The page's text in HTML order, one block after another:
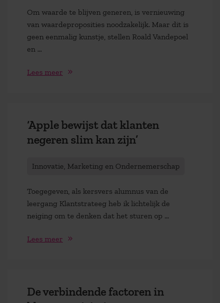
Om waarde te blijven generen, is vernieuwing
van waardeproposities noodzakelijk. Maar dit is
geen eenmalig kunstje, stellen Roald Vandepoel
en ...
Lees meer
‘Apple bewijst dat klanten
negeren slim kan zijn’
Innovatie, Marketing en Ondernemerschap
Toegegeven, als kersvers alumnus van de
leergang Klantstrateeg heb ik lichtelijk de
neiging om te denken dat het sturen op ...
Lees meer
De verbindende factoren in